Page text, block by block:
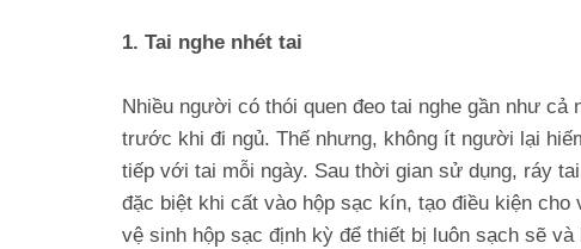
1. Tai nghe nhét tai
Nhiều người có thói quen đeo tai nghe gần như
trước khi đi ngủ. Thế nhưng, không ít người lại
tiếp với tai mỗi ngày. Sau thời gian sử dụng, ráy
đặc biệt khi cất vào hộp sạc kín, tạo điều kiện
vệ sinh hộp sạc định kỳ để thiết bị luôn sạch sẽ